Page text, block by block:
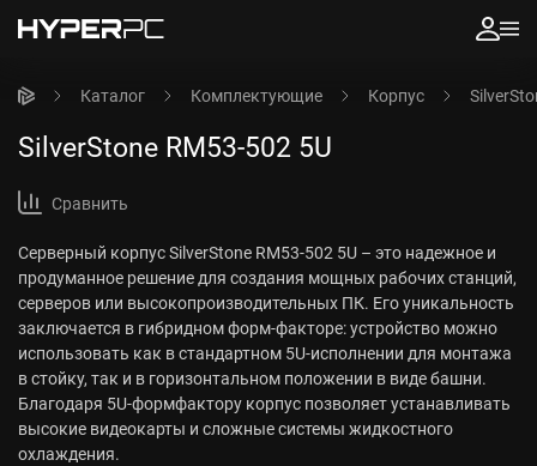
Каталог Комплектующие Корпус
SilverStone RM53-502 5U
Сравнить
Серверный корпус SilverStone RM53-502 5U – это надежное и
продуманное решение для создания мощных рабочих станций,
серверов или высокопроизводительных ПК. Его уникальность
заключается в гибридном форм-факторе: устройство можно
использовать как в стандартном 5U-исполнении для монтажа
в стойку, так и в горизонтальном положении в виде башни.
Благодаря 5U-формфактору корпус позволяет устанавливать
высокие видеокарты и сложные системы жидкостного
охлаждения.